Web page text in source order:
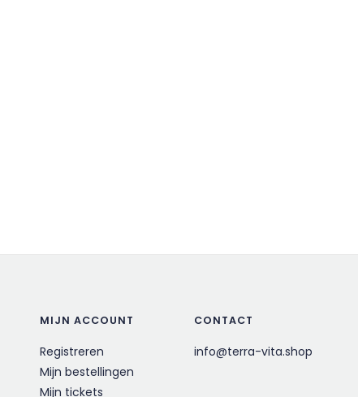
MIJN ACCOUNT
Registreren
Mijn bestellingen
Mijn tickets
CONTACT
info@terra-vita.shop